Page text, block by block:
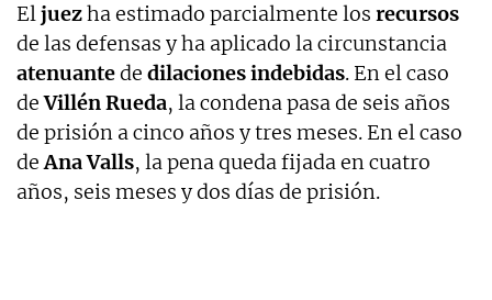
Eljuezha estimado parcialmente los recursos
de las defensas y ha aplicado la circunstancia
atenuantede dilaciones indebidas. En el caso
deVillén Rueda, la condena pasa de seis años
de prisión a cinco años y tres meses. En el caso
deAna Valls, la pena queda fijada en cuatro
años, seis meses y dos días de prisión.